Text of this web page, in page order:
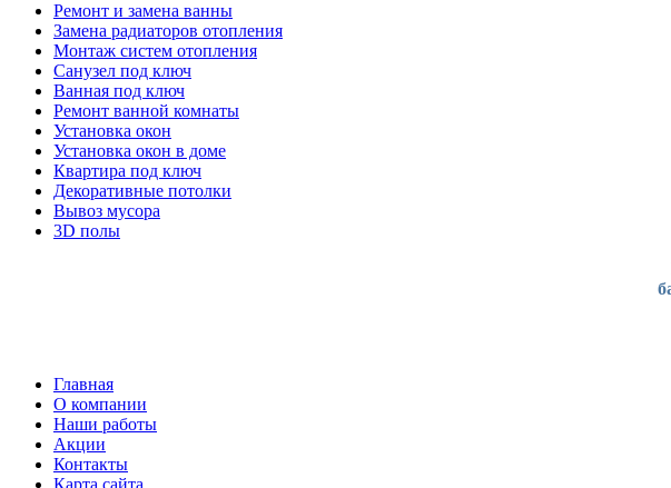
Ремонт и замена ванны
Замена радиаторов отопления
Монтаж систем отопления
Санузел под ключ
Ванная под ключ
Ремонт ванной комнаты
Установка окон
Установка окон в доме
Квартира под ключ
Декоративные потолки
Вывоз мусора
3D полы
Главная
О компании
Наши работы
Акции
Контакты
Карта сайта